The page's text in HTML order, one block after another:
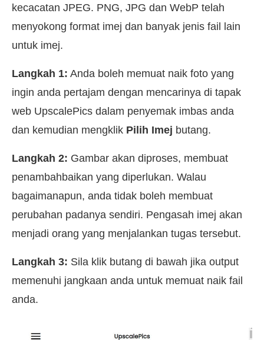
kecacatan JPEG. PNG, JPG dan WebP telah
menyokong format imej dan banyak jenis fail lain
untuk imej.
Langkah 1: Anda boleh memuat naik foto yang
ingin anda pertajam dengan mencarinya di tapak
web UpscalePics dalam penyemak imbas anda
dan kemudian mengklik Pilih Imej butang.
Langkah 2: Gambar akan diproses, membuat
penambahbaikan yang diperlukan. Walau
bagaimanapun, anda tidak boleh membuat
perubahan padanya sendiri. Pengasah imej akan
menjadi orang yang menjalankan tugas tersebut.
Langkah 3: Sila klik butang di bawah jika output
memenuhi jangkaan anda untuk memuat naik fail
anda.